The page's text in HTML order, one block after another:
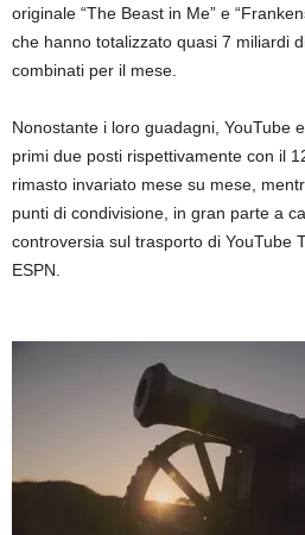
originale “The Beast in Me” e
che hanno totalizzato quasi 7 miliardi
combinati per il mese.
Nonostante i loro guadagni, YouTube
primi due posti rispettivamente con il
rimasto invariato mese su mese,
punti di condivisione, in gran parte a
controversia sul trasporto di YouTube
ESPN.